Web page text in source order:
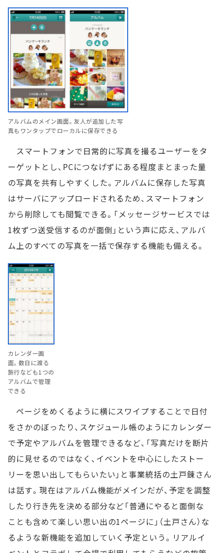
アルバムのメイン画面。友人が追加した写
真もワンタップでローカルに保存できる
スマートフォンで日常的に写真を撮るユーザーをタ
ーゲットとし、PCにつなげずにある程度まとまった量
の写真を共有しやすくした。アルバムに保存した写真
はサーバにアップロードされるため、スマートフォン
から削除しても閲覧できる。「メッセージサービスでは
1枚ずつ送受信するのが面倒」という声に応え、アルバ
ム上のすべての写真を一括で保存する機能も備える。
カレンダー画
面。数日に渡る
旅行なども1つの
アルバムで管理
できる
ページをめくるように横にスワイプすることで日付
をさかのぼったり、スケジュール帳のようにカレンダー
で予定やアルバムを管理できるなど、「写真だけを断片
的に見せるのではなく、イベントを中心にしたストー
リーを思い出してもらいたい」と事業統括の土戸錬さん
は話す。現在はアルバム機能がメインだが、予定を調整
したり行き先を決める部分など「普通にやると面倒な
ことも含めて楽しい思い出の1ページに」（土戸さん）な
るような新機能を追加していく予定という。リアルイ